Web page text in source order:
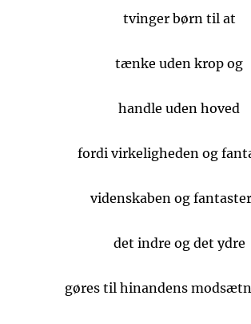
tvinger børn til at
tænke uden krop og
handle uden hoved
fordi virkeligheden og
videnskaben og
det indre og det ydre
gøres til hinandens